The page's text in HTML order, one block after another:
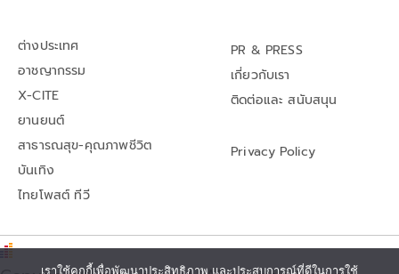
ต่างประเทศ
อาชญากรรม
X-CITE
ยานยนต์
สาธารณสุข-คุณภาพชีวิต
บันเทิง
ไทยโพสต์ ทีวี
PR & PRESS
เกี่ยวกับเรา
ติดต่อและ สนับสนุน
Privacy Policy
เราใช้คุกกี้เพื่อพัฒนาประสิทธิภาพ และประสบการณ์ที่ดีในการใช้